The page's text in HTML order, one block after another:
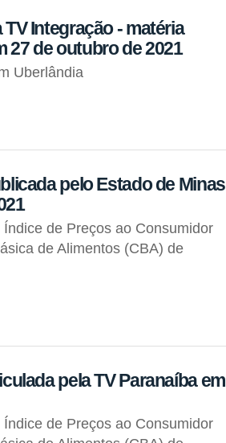
Integração - matéria
27 de outubro de 2021
Uberlândia
pelo Estado de Minas
de Preços ao Consumidor
de Alimentos (CBA) de
pela TV Paranaíba em
de Preços ao Consumidor